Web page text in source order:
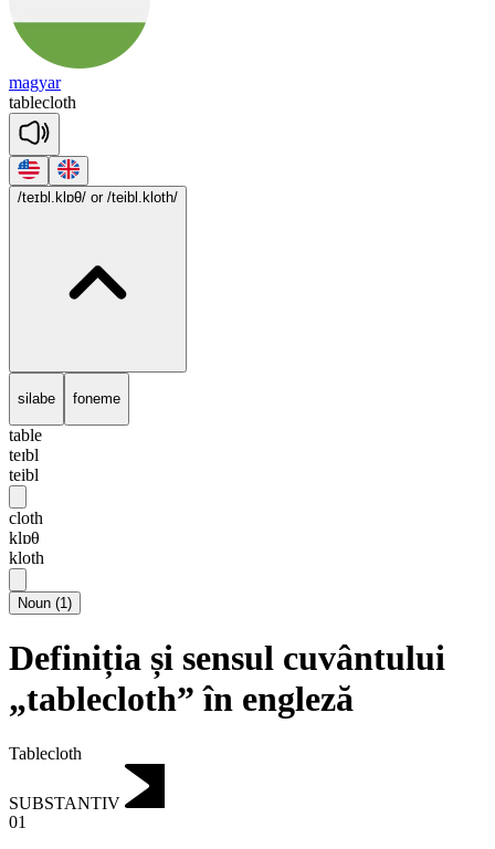
magyar
tablecloth
/teɪbl.klɒθ/ or /teibl.kloth/
silabe foneme
table
teɪbl
teibl
cloth
klɒθ
kloth
Noun (1)
Definiția și sensul cuvântului
„tablecloth” în engleză
Tablecloth
SUBSTANTIV
01